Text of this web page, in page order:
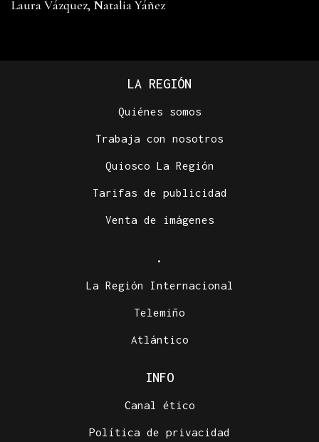
Laura Vázquez, Natalia Yáñez
LA REGIÓN
Quiénes somos
Trabaja con nosotros
Quiosco La Región
Tarifas de publicidad
Venta de imágenes
.
La Región Internacional
Telemiño
Atlántico
INFO
Canal ético
Política de privacidad